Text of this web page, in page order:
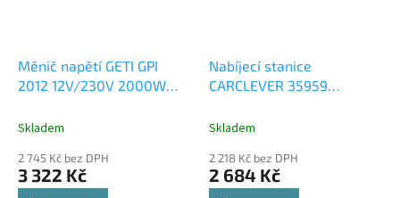
Měnič napětí GETI GPI
2012 12V/230V 2000W
Skladem
2 745 Kč bez DPH
3 322 Kč
Nabíjecí stanice
CARCLEVER 35959
Skladem
2 218 Kč bez DPH
2 684 Kč